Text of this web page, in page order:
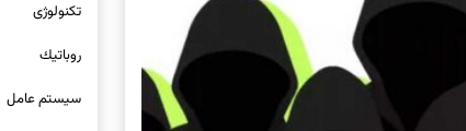
تکنولوژی
روباتيك
سيستم عامل